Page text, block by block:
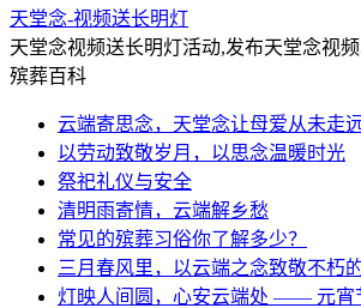
天堂念-视频送长明灯
天堂念视频送长明灯活动,发布天堂念视
殡葬百科
云端寄思念，天堂念让母爱从未走
以劳动致敬岁月，以思念温暖时光
祭祀礼仪与安全
清明雨寄情，云端解乡愁
常见的殡葬习俗你了解多少？
三月春风里，以云端之念致敬不朽
灯映人间圆，心安云端处 —— 元宵